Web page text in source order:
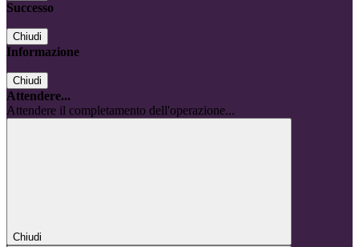
Successo
Chiudi
Informazione
Chiudi
Attendere...
Attendere il completamento dell'operazione...
Chiudi